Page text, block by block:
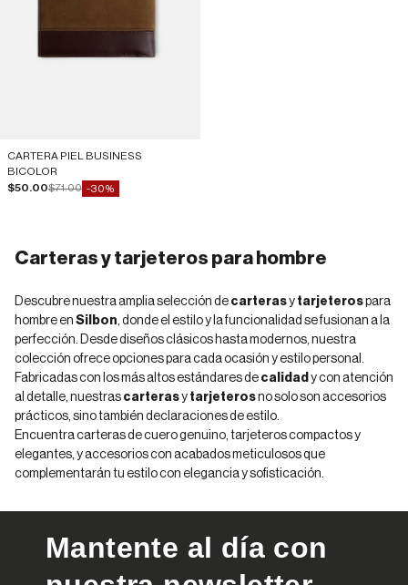
CARTERA PIEL BUSINESS
BICOLOR
Precio de oferta
$50.00Precio normal
$71.00 -30%
Carteras y tarjeteros para hombre
Descubre nuestra amplia selección de carterasy tarjeterospara
hombre en Silbon, donde el estilo y la funcionalidad se fusionan a la
perfección. Desde diseños clásicos hasta modernos, nuestra
colección ofrece opciones para cada ocasión y estilo personal.
Fabricadas con los más altos estándares de calidad y con atención
al detalle, nuestras carterasy tarjeterosno solo son accesorios
prácticos, sino también declaraciones de estilo.
Encuentra carteras de cuero genuino, tarjeteros compactos y
elegantes, yaccesorioscon acabados meticulosos que
complementarán tu estilo con elegancia y sofisticación.